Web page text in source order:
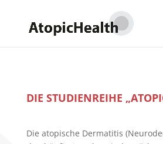
DIE STUDIENREIHE
Die atopische Dermatitis